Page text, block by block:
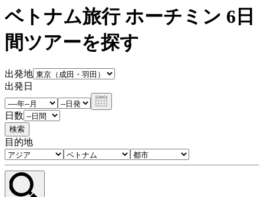
ベトナム旅行 ホーチミン 6日
間ツアーを探す
出発地
出発日
日数
検索
目的地